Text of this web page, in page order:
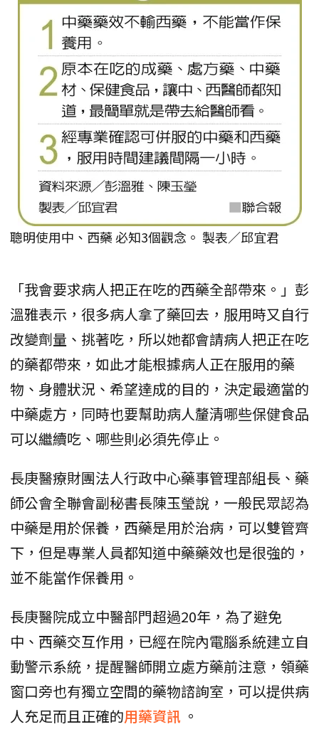
聰明使用中、西藥 必知3個觀念。 製表／邱宜君
「我會要求病人把正在吃的西藥全部帶來。」彭
溫雅表示，很多病人拿了藥回去，服用時又自行
改變劑量、挑著吃，所以她都會請病人把正在吃
的藥都帶來，如此才能根據病人正在服用的藥
物、身體狀況、希望達成的目的，決定最適當的
中藥處方，同時也要幫助病人釐清哪些保健食品
可以繼續吃、哪些則必須先停止。
長庚醫療財團法人行政中心藥事管理部組長、藥
師公會全聯會副秘書長陳玉瑩說，一般民眾認為
中藥是用於保養，西藥是用於治病，可以雙管齊
下，但是專業人員都知道中藥藥效也是很強的，
並不能當作保養用。
長庚醫院成立中醫部門超過20年，為了避免
中、西藥交互作用，已經在院內電腦系統建立自
動警示系統，提醒醫師開立處方藥前注意，領藥
窗口旁也有獨立空間的藥物諮詢室，可以提供病
人充足而且正確的用藥資訊 。